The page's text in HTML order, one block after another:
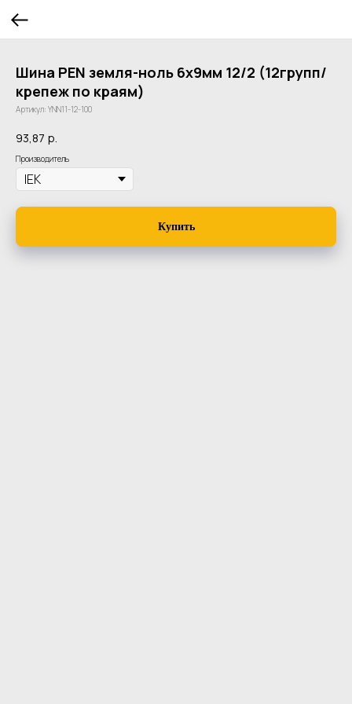
Шина PEN земля-ноль 6х9мм 12/2 (12групп/
крепеж по краям)
Артикул: YNN11-12-100
93,87 р.
Производитель
Купить